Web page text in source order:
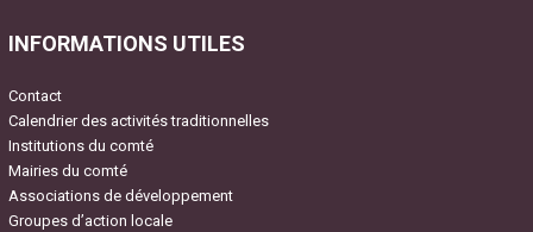
empty.
INFORMATIONS UTILES
Contact
Calendrier des activités traditionnelles
Institutions du comté
Mairies du comté
Associations de développement
Groupes d’action locale